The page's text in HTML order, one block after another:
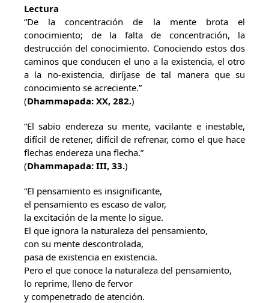
Lectura
“De la concentración de la mente brota el
conocimiento; de la falta de concentración, la
destrucción del conocimiento. Conociendo estos dos
caminos que conducen el uno a la existencia, el otro
a la no-existencia, diríjase de tal manera que su
conocimiento se acreciente.”
(Dhammapada: XX, 282.)
“El sabio endereza su mente, vacilante e inestable,
difícil de retener, difícil de refrenar, como el que hace
flechas endereza una flecha.”
(Dhammapada: III, 33.)
“El pensamiento es insignificante,
el pensamiento es escaso de valor,
la excitación de la mente lo sigue.
El que ignora la naturaleza del pensamiento,
con su mente descontrolada,
pasa de existencia en existencia.
Pero el que conoce la naturaleza del pensamiento,
lo reprime, lleno de fervor
y compenetrado de atención.